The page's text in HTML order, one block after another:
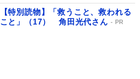
【特別読物】「救うこと、救われる
こと」（17） 角田光代さん
PR